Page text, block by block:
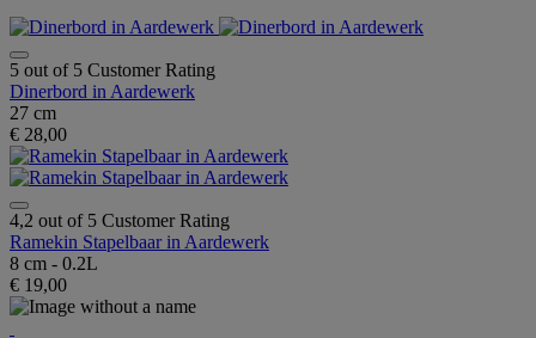
5 out of 5 Customer Rating
Dinerbord in Aardewerk
27 cm
€ 28,00
4,2 out of 5 Customer Rating
Ramekin Stapelbaar in Aardewerk
8 cm - 0.2L
€ 19,00